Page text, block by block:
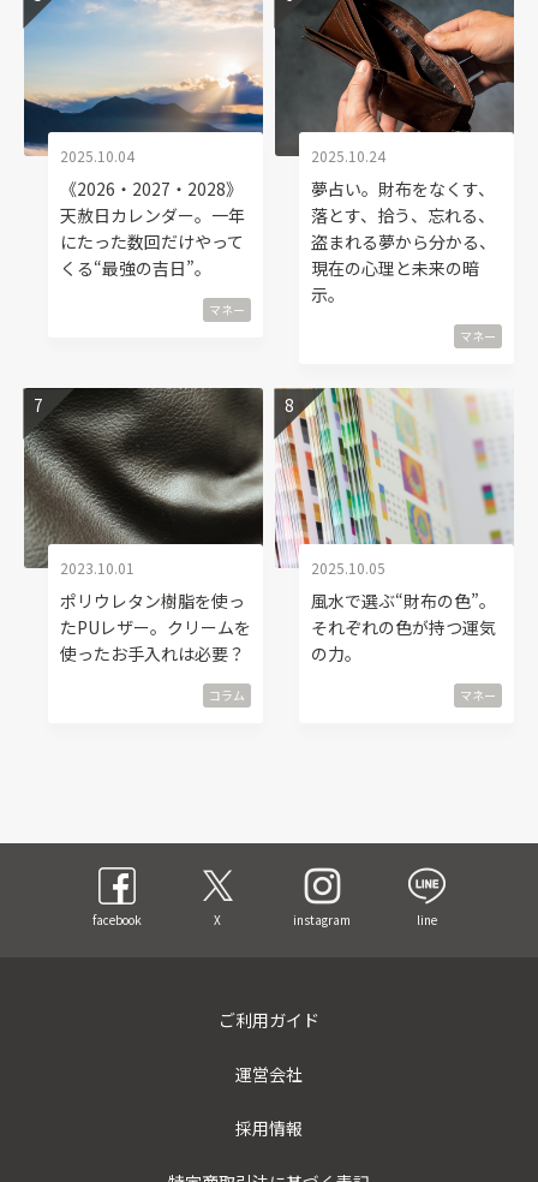
2025.10.04
《2026・2027・2028》
天赦日カレンダー。一年
にたった数回だけやって
くる“最強の吉日”。
マネー
2025.10.24
夢占い。財布をなくす、
落とす、拾う、忘れる、
盗まれる夢から分かる、
現在の心理と未来の暗
示。
マネー
2023.10.01
ポリウレタン樹脂を使っ
たPUレザー。クリームを
使ったお手入れは必要？
コラム
2025.10.05
風水で選ぶ“財布の色”。
それぞれの色が持つ運気
の力。
マネー
facebook X instagram line
ご利用ガイド
運営会社
採用情報